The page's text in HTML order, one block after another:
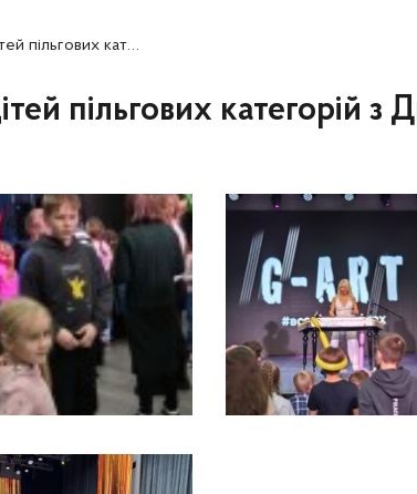
з Днем захисту дітей
пільгових категорій з